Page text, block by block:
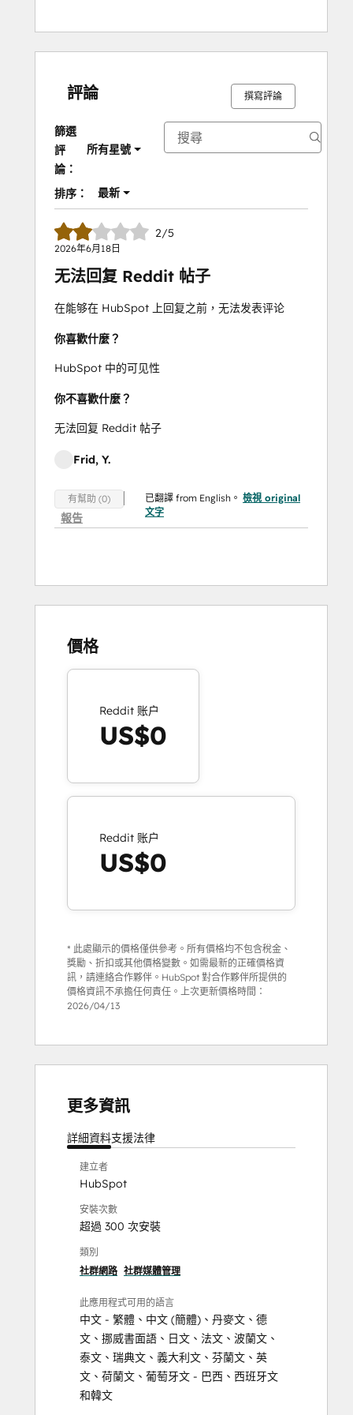
評論 撰寫評論
篩選
評
論：
所有星號
排序： 最新
2/5
2026年6月18日
无法回复 Reddit 帖子
在能够在 HubSpot 上回复之前，无法发表评论
你喜歡什麼？
HubSpot 中的可见性
你不喜歡什麼？
无法回复 Reddit 帖子
Frid, Y.
有幫助 (0)
報告
已翻譯 from English。 檢視 original
文字
價格
Reddit 账户
US$0
Reddit 账户
US$0
* 此處顯示的價格僅供參考。所有價格均不包含稅金、
獎勵、折扣或其他價格變數。如需最新的正確價格資
訊，請連絡合作夥伴。HubSpot 對合作夥伴所提供的
價格資訊不承擔任何責任。上次更新價格時間：
2026/04/13
更多資訊
詳細資料支援法律
建立者
HubSpot
安裝次數
超過 300 次安裝
類別
社群網路 社群媒體管理
此應用程式可用的語言
中文 - 繁體 、 中文 (簡體) 、 丹麥文 、 德
文 、 挪威書面語 、 日文 、 法文 、 波蘭文 、
泰文 、 瑞典文 、 義大利文 、 芬蘭文 、 英
文 、 荷蘭文 、 葡萄牙文 - 巴西 、 西班牙文
和韓文